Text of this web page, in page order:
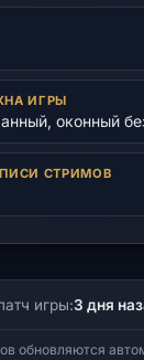
ИГРЫ
оконный
СТРИМОВ
игры:3 дня
обновляются